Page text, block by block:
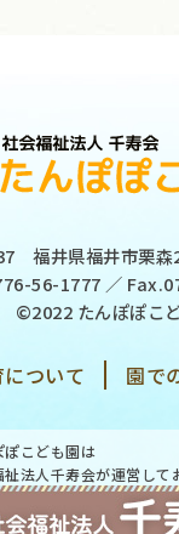
福井県福井市栗
56-1777 ／
©2022 たんぽぽこ
ついて 園で
ぽこども園は
祉法人千寿会が運営して